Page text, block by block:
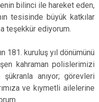
bilinci ile hareket eden,
tesisinde büyük katkılar
teşekkür ediyorum.
181. kuruluş yıl dönümünü
kahraman polislerimizi
anıyor; görevleri
ve kıymetli ailelerine